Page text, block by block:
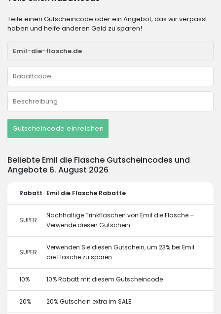
Teile einen Gutscheincode oder ein Angebot, das wir verpasst
haben und helfe anderen Geld zu sparen!
Gutscheincode einreichen
Beliebte Emil die Flasche Gutscheincodes und
Angebote 6. August 2026
Rabatt Emil die Flasche Rabatte
SUPER
Nachhaltige Trinkflaschen von Emil die Flasche –
Verwende diesen Gutschein
SUPER
Verwenden Sie diesen Gutschein, um 23% bei Emil
die Flasche zu sparen
10% 10% Rabatt mit diesem Gutscheincode
20% 20% Gutschein extra im SALE